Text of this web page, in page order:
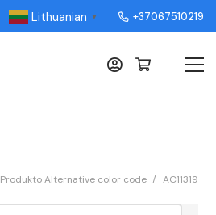
Lithuanian ▼ +37067510219
Produkto Alternative color code / AC11319